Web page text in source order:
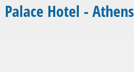
Palace Hotel - Athens